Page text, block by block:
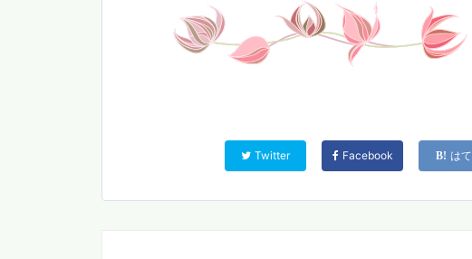
Twitter Facebook は